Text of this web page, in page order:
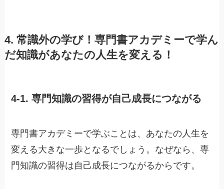
4. 常識外の学び！専門書アカデミーで学ん
だ知識があなたの人生を変える！
4-1. 専門知識の習得が自己成長につながる
専門書アカデミーで学ぶことは、あなたの人生を
変える大きな一歩となるでしょう。なぜなら、専
門知識の習得は自己成長につながるからです。